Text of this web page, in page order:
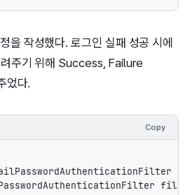
을 작성했다. 로그인 실패 성공 시에
주기 위해 Success, Failure
었다.
Copy